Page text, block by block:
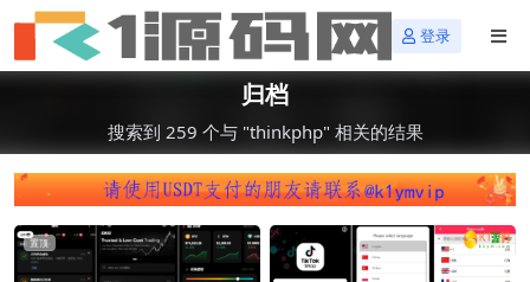
登录
归档
搜索到 259 个与 "thinkphp" 相关的结果
置顶